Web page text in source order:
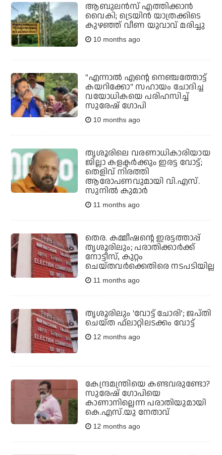
ആബുലന്‍സ് എത്തിക്കാന്‍
വൈകി; ട്രെയിന്‍ യാത്രക്കിടെ
കുഴഞ്ഞ് വീണ യുവാവ് മരിച്ചു
10 months ago
"എന്നാല്‍ എന്റെ നെഞ്ചത്തോട്ട്
കയറിക്കോ" സഹായം ചോദിച്ച
വയോധികയെ പരിഹസിച്ച്
സുരേഷ് ഗോപി
10 months ago
തൃശൂരിലെ വരണാധികാരിയായ
ജില്ലാ കളക്ടര്‍ക്കും ഇരട്ട വോട്ട്;
തെളിവ് നിരത്തി
ആരോപണവുമായി വി.എസ്.
സുനില്‍ കുമാര്‍
11 months ago
തെര. കമ്മീഷന്റെ ഇരട്ടത്താപ്പ്
തൃശൂരിലും; പരാതിക്കാര്‍ക്ക്
നോട്ടീസ്, കുറ്റം
ചെയ്തവര്‍ക്കെതിരെ നടപടിയില്ല
11 months ago
തൃശൂരിലും 'വോട്ട് ചോരി'; ജപ്തി
ചെയ്ത ഫ്‌ലാറ്റിലടക്കം വോട്ട്
12 months ago
കേന്ദ്രമന്ത്രിയെ കണ്ടവരുണ്ടോ?
സുരേഷ് ഗോപിയെ
കാണാനില്ലെന്ന പരാതിയുമായി
കെ.എസ്.യു നേതാവ്
12 months ago